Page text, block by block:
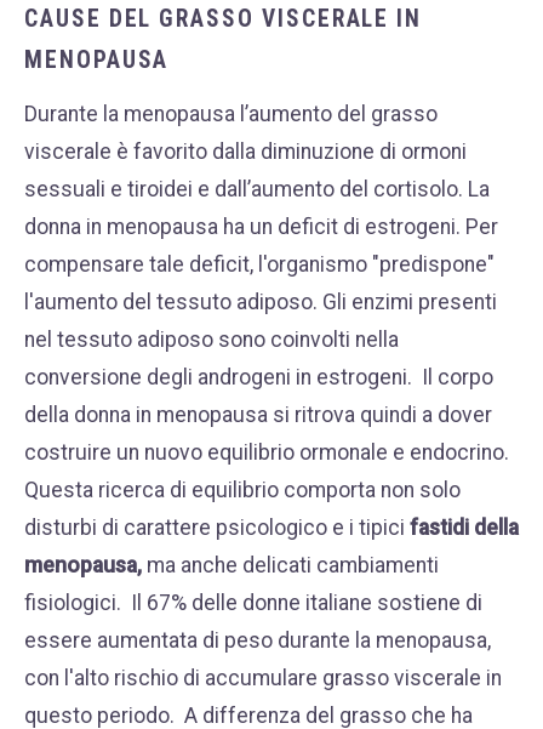
CAUSE DEL GRASSO VISCERALE IN
MENOPAUSA
Durante la menopausa l’aumento del grasso
viscerale è favorito dalla diminuzione di ormoni
sessuali e tiroidei e dall’aumento del cortisolo. La
donna in menopausa ha un deficit di estrogeni. Per
compensare tale deficit, l'organismo "predispone"
l'aumento del tessuto adiposo. Gli enzimi presenti
nel tessuto adiposo sono coinvolti nella
conversione degli androgeni in estrogeni. Il corpo
della donna in menopausa si ritrova quindi a dover
costruire un nuovo equilibrio ormonale e endocrino.
Questa ricerca di equilibrio comporta non solo
disturbi di carattere psicologico e i tipici fastidi della
menopausa, ma anche delicati cambiamenti
fisiologici. Il 67% delle donne italiane sostiene di
essere aumentata di peso durante la menopausa,
con l'alto rischio di accumulare grasso viscerale in
questo periodo. A differenza del grasso che ha